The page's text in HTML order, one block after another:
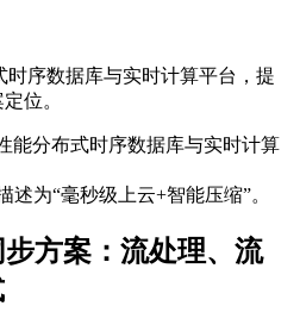
时序数据库与实时计算平台，提
位。
能分布式时序数据库与实时计算
述为“毫秒级上云+智能压缩”。
方案：流处理、流